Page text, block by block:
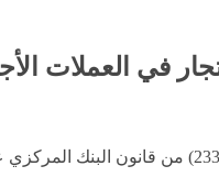
في العملات
وتنص المادة (233) من قانون